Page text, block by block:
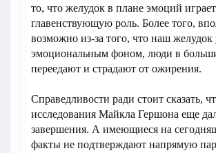
то, что желудок в плане эмоций играет
главенствующую роль. Более того,
возможно из-за того, что наш желудок
эмоциональным фоном, люди в
переедают и страдают от ожирения.
Справедливости ради стоит сказать,
исследования Майкла Гершона еще
завершения. А имеющиеся на
факты не подтверждают напрямую